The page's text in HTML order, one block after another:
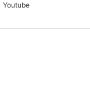
Youtube